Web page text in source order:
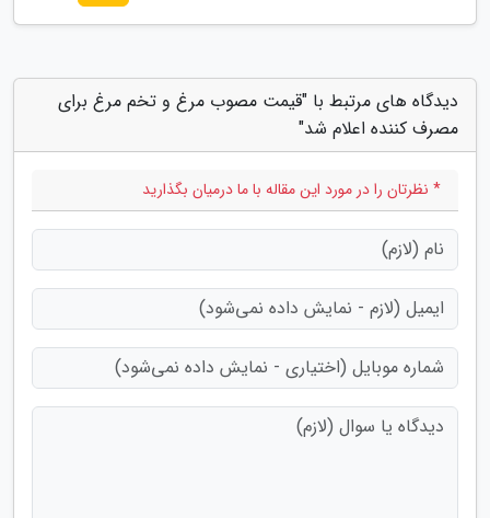
دیدگاه های مرتبط با "قیمت مصوب مرغ و تخم مرغ برای
مصرف کننده اعلام شد"
* نظرتان را در مورد این مقاله با ما درمیان بگذارید